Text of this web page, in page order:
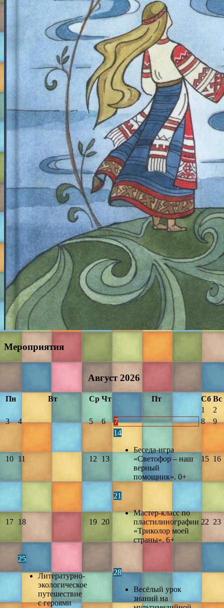
Мероприятия
Август 2026
Пн Вт Ср Чт Пт Сб Вс
1
2
3
4 5 6 7 8 9
10 11 12 13
14
Беседа-игра
«Светофор – наш
верный
помощник». 0+
15 16
17 18 19 20
21
Мастер-класс по
пластилинографии
«Триколор моей
страны». 6+
22 23
25
Литературно-
экологическое
путешествие
с героями
28
Весёлый урок
знаний на